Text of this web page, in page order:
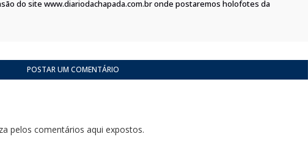
do site www.diariodachapada.com.br onde postaremos holofotes da
POSTAR UM COMENTÁRIO
pelos comentários aqui expostos.